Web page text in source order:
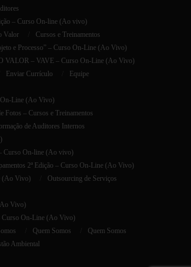
– Curso On-line (Ao vivo)
Valor
Cursos e Treinamentos
e Processo” – Curso On-Line (Ao Vivo)
VALOR – VAVE – Curso On-Line (Ao Vivo)
Enviar Currículo
Equipe
On-Line (Ao Vivo)
Fotos – Cursos e Treinamentos
de Auditores Internos
Curso On-line (Ao vivo)
2ª Edição – Curso On-Line (Ao Vivo)
(Ao Vivo)
Outsourcing de Serviços
Vivo)
Curso On-Line (Ao Vivo)
Quem Somos
Quem Somos
Ambiental